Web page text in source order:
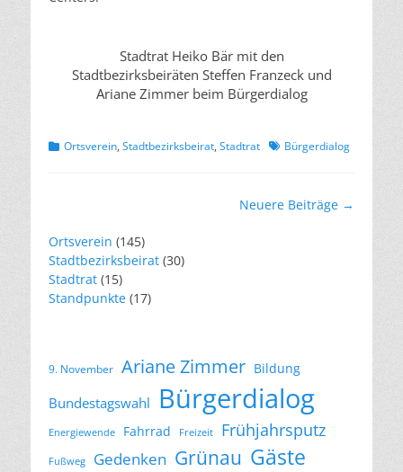
Stadtrat Heiko Bär mit den
Stadtbezirksbeiräten Steffen Franzeck und
Ariane Zimmer beim Bürgerdialog
Kategorien
Ortsverein, Stadtbezirksbeirat, Stadtrat Schlagworte
Bürgerdialog
Neuere Beiträge →
Ortsverein (145)
Stadtbezirksbeirat (30)
Stadtrat (15)
Standpunkte (17)
9. November Ariane Zimmer Bildung
Bundestagswahl Bürgerdialog
Energiewende Fahrrad Freizeit Frühjahrsputz
Fußweg Gedenken Grünau Gäste